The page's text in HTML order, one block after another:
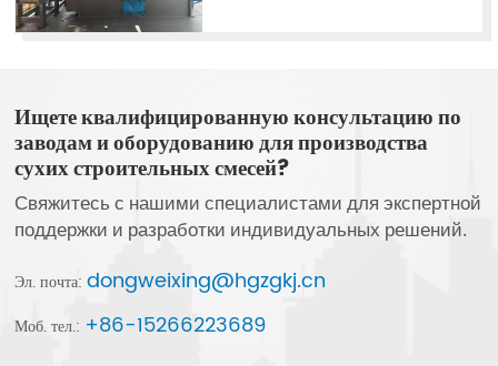
Ищете квалифицированную консультацию по
заводам и оборудованию для производства
сухих строительных смесей?
Свяжитесь с нашими специалистами для экспертной
поддержки и разработки индивидуальных решений.
Эл. почта:dongweixing@hgzgkj.cn
Моб. тел.: +86-15266223689